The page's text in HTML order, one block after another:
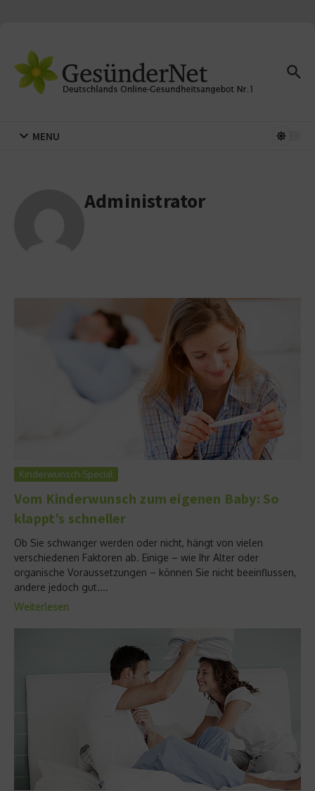
MENU
Administrator
Kinderwunsch-Special
Vom Kinderwunsch zum eigenen Baby: So
klappt’s schneller
Ob Sie schwanger werden oder nicht, hängt von vielen
verschiedenen Faktoren ab. Einige – wie Ihr Alter oder
organische Voraussetzungen – können Sie nicht beeinflussen,
andere jedoch gut....
Weiterlesen